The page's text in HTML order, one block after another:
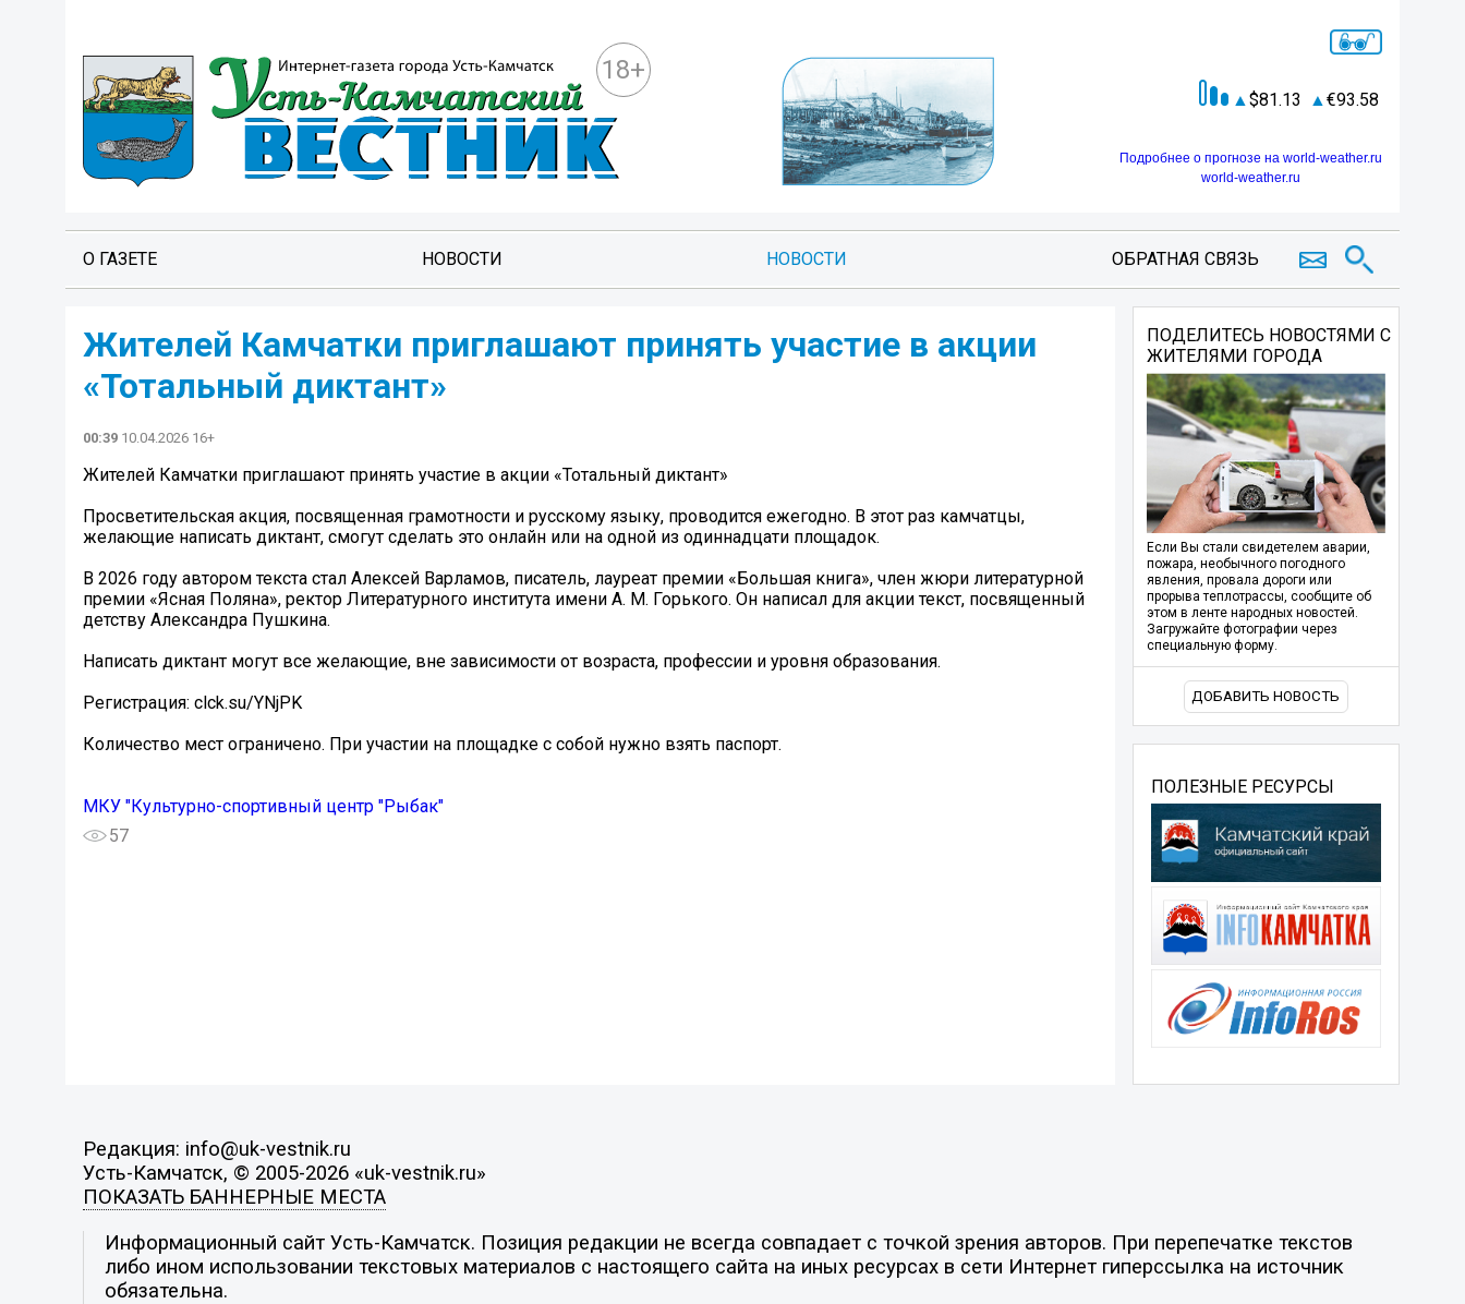
18+
81.13 93.58
Подробнее о прогнозе на world-weather.ru
world-weather.ru
О ГАЗЕТЕ НОВОСТИ НОВОСТИ ОБРАТНАЯ СВЯЗЬ
Жителей Камчатки приглашают принять участие в акции
«Тотальный диктант»
00:39 10.04.2026 16+
Жителей Камчатки приглашают принять участие в акции «Тотальный диктант»
Просветительская акция, посвященная грамотности и русскому языку, проводится ежегодно. В этот раз камчатцы,
желающие написать диктант, смогут сделать это онлайн или на одной из одиннадцати площадок.
В 2026 году автором текста стал Алексей Варламов, писатель, лауреат премии «Большая книга», член жюри литературной
премии «Ясная Поляна», ректор Литературного института имени А. М. Горького. Он написал для акции текст, посвященный
детству Александра Пушкина.
Написать диктант могут все желающие, вне зависимости от возраста, профессии и уровня образования.
Регистрация: clck.su/YNjPK
Количество мест ограничено. При участии на площадке с собой нужно взять паспорт.
МКУ "Культурно-спортивный центр "Рыбак"
57
ПОДЕЛИТЕСЬ НОВОСТЯМИ С
ЖИТЕЛЯМИ ГОРОДА
Если Вы стали свидетелем аварии,
пожара, необычного погодного
явления, провала дороги или
прорыва теплотрассы, сообщите об
этом в ленте народных новостей.
Загружайте фотографии через
специальную форму.
ДОБАВИТЬ НОВОСТЬ
ПОЛЕЗНЫЕ РЕСУРСЫ
Редакция: info@uk-vestnik.ru
Усть-Камчатск, © 2005-2026 «uk-vestnik.ru»
ПОКАЗАТЬ БАННЕРНЫЕ МЕСТА
Информационный сайт Усть-Камчатск. Позиция редакции не всегда совпадает с точкой зрения авторов. При перепечатке текстов
либо ином использовании текстовых материалов с настоящего сайта на иных ресурсах в сети Интернет гиперссылка на источник
обязательна.